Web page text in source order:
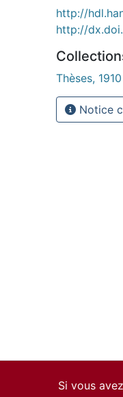
http://
http://
Thèses,
Notice
Si vous